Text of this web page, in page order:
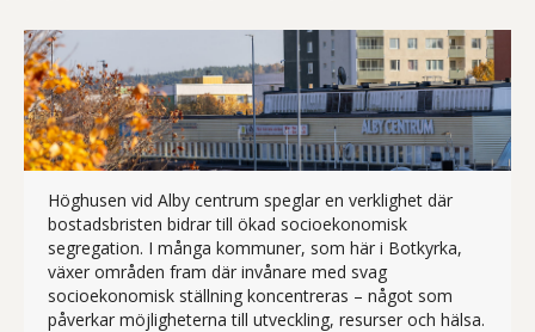
Höghusen vid Alby centrum speglar en verklighet där
bostadsbristen bidrar till ökad socioekonomisk
segregation. I många kommuner, som här i Botkyrka,
växer områden fram där invånare med svag
socioekonomisk ställning koncentreras – något som
påverkar möjligheterna till utveckling, resurser och hälsa.